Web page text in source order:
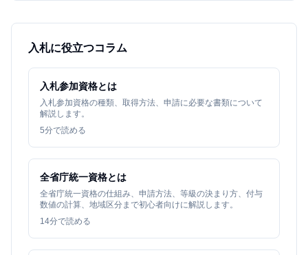
入札に役立つコラム
入札参加資格とは
入札参加資格の種類、取得方法、申請に必要な書類について
解説します。
5分で読める
全省庁統一資格とは
全省庁統一資格の仕組み、申請方法、等級の決まり方、付与
数値の計算、地域区分まで初心者向けに解説します。
14分で読める